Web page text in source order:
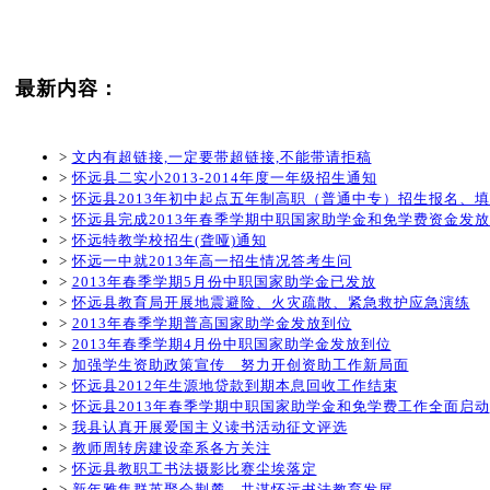
最新内容：
> 文内有超链接,一定要带超链接,不能带请拒稿
>怀远县二实小2013-2014年度一年级招生通知
>怀远县2013年初中起点五年制高职（普通中专）招生报名、
>怀远县完成2013年春季学期中职国家助学金和免学费资金发
>怀远特教学校招生(聋哑)通知
>怀远一中就2013年高一招生情况答考生问
> 2013年春季学期5月份中职国家助学金已发放
>怀远县教育局开展地震避险、火灾疏散、紧急救护应急演练
> 2013年春季学期普高国家助学金发放到位
> 2013年春季学期4月份中职国家助学金发放到位
> 加强学生资助政策宣传 努力开创资助工作新局面
>怀远县2012年生源地贷款到期本息回收工作结束
>怀远县2013年春季学期中职国家助学金和免学费工作全面启动
> 我县认真开展爱国主义读书活动征文评选
> 教师周转房建设牵系各方关注
>怀远县教职工书法摄影比赛尘埃落定